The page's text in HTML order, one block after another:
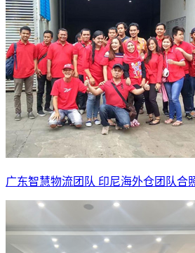
广东智慧物流团队 印尼海外仓团队合